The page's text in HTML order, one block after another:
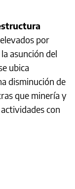
por
asunción del
ubica
disminución de
que minería y
con